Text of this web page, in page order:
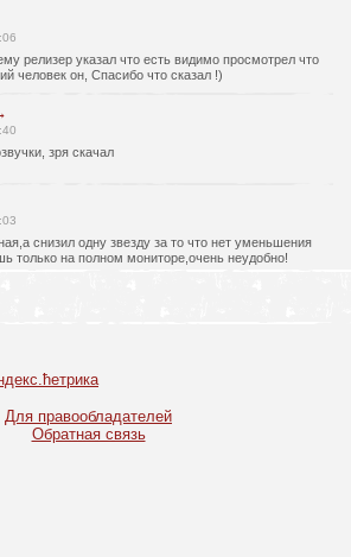
релизер указал что есть видимо просмотрел что
человек он, Спасибо что сказал !)
зря скачал
снизил одну звезду за то что нет уменьшения
только на полном мониторе,очень неудобно!
Для правообладателей
Обратная связь